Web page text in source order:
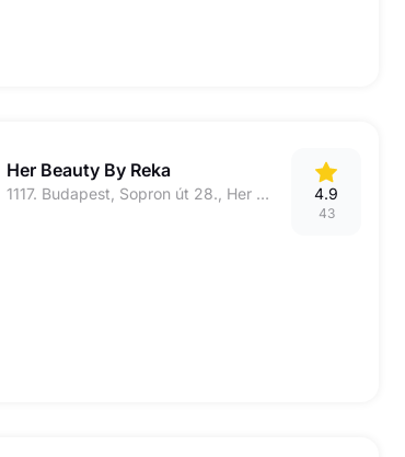
Her Beauty By Reka
1117. Budapest, Sopron út 28., Her beauty Szalon 4.9
43